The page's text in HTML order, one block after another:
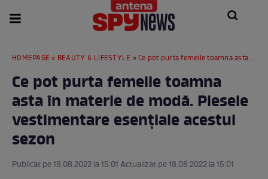
HOMEPAGE » BEAUTY & LIFESTYLE » Ce pot purta femeile toamna asta în materie de modă. Piesele vestimentare esenţiale acestui sezon
Ce pot purta femeile toamna
asta în materie de modă. Piesele
vestimentare esenţiale acestui
sezon
Publicat pe 18.08.2022 la 15:01 Actualizat pe 18.08.2022 la 15:01